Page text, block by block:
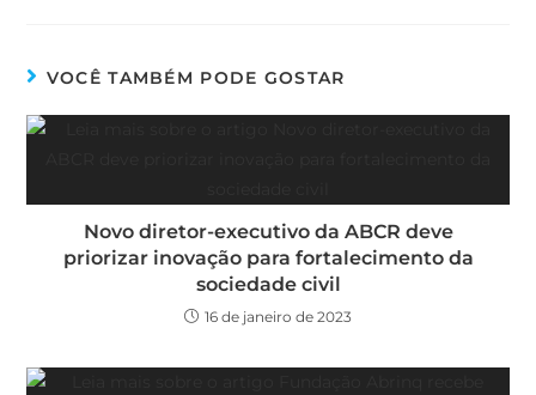
VOCÊ TAMBÉM PODE GOSTAR
Novo diretor-executivo da ABCR deve
priorizar inovação para fortalecimento da
sociedade civil
16 de janeiro de 2023